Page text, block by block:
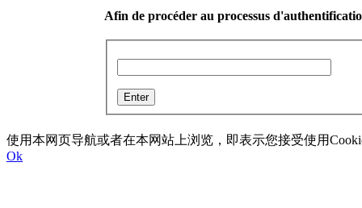
Afin de procéder au processus
使用本网页导航或者在本网站上浏览，即表示您接受使用
Ok